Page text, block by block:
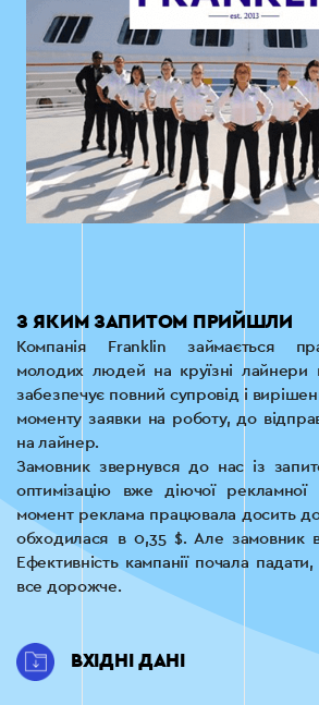
З ЯКИМ ЗАПИТОМ ПРИЙШЛИ
Компанія Franklin займається
молодих людей на круїзні лайнери
забезпечує повний супровід і
моменту заявки на роботу, до
на лайнер.
Замовник звернувся до нас із
оптимізацію вже діючої рекламної
момент реклама працювала досить
обходилася в 0,35 $. Але замовник
Ефективність кампанії почала
все дорожче.
ВХІДНІ ДАНІ